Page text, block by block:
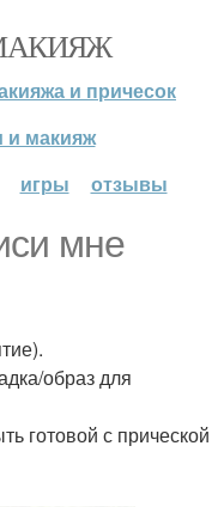
и причесок
и макияж
игры отзывы
мне
образ для
готовой с прической